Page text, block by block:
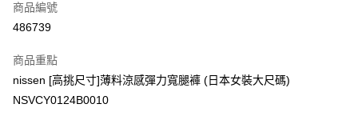
Apple Pay
PayMe
WeChat Pay
商品編號
486739
商品重點
nissen [高挑尺寸]薄料涼感彈力寬腿褲 (日本女裝大尺碼)
NSVCY0124B0010